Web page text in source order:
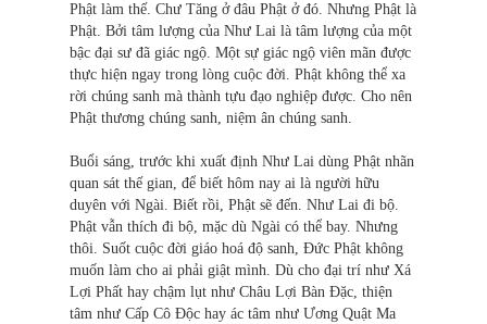
Phật làm thế. Chư Tăng ở đâu Phật ở đó. Nhưng Phật là
Phật. Bởi tâm lượng của Như Lai là tâm lượng của một
bậc đại sư đã giác ngộ. Một sự giác ngộ viên mãn được
thực hiện ngay trong lòng cuộc đời. Phật không thể xa
rời chúng sanh mà thành tựu đạo nghiệp được. Cho nên
Phật thương chúng sanh, niệm ân chúng sanh.
Buổi sáng, trước khi xuất định Như Lai dùng Phật nhãn
quan sát thế gian, để biết hôm nay ai là người hữu
duyên với Ngài. Biết rồi, Phật sẽ đến. Như Lai đi bộ.
Phật vẫn thích đi bộ, mặc dù Ngài có thể bay. Nhưng
thôi. Suốt cuộc đời giáo hoá độ sanh, Ðức Phật không
muốn làm cho ai phải giật mình. Dù cho đại trí như Xá
Lợi Phất hay chậm lụt như Châu Lợi Bàn Ðặc, thiện
tâm như Cấp Cô Ðộc hay ác tâm như Ương Quật Ma